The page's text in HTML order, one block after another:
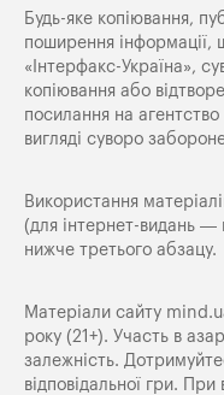
Будь-яке копiювання,
поширення iнформацiї,
«Iнтерфакс-Україна»,
копіювання або
посилання на агентство
вигляді суворо
Використання
(для інтернет-видань —
нижче третього абзацу.
Матеріали сайту
року (21+). Участь в
залежність.
відповідальної гри.